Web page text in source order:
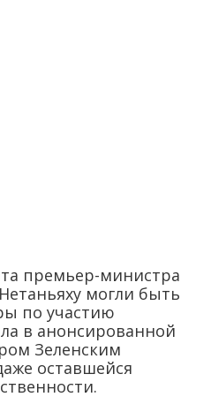
премьер-министра
могли быть
по участию
в анонсированной
Зеленским
оставшейся